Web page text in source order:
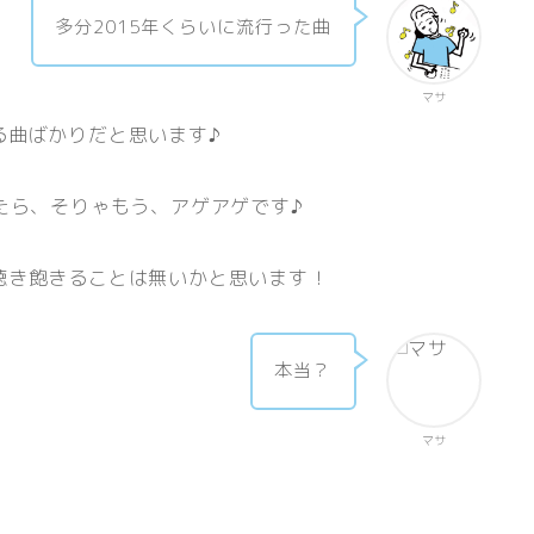
マサ
多分2015年くらいに流行った曲
ばかりだと思います♪
ら、そりゃもう、アゲアゲです♪
飽きることは無いかと思います！
マサ
本当？